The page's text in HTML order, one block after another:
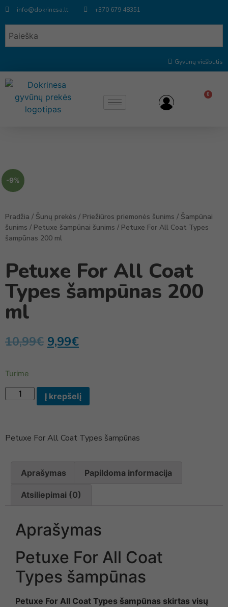
info@dokrinesa.lt +370 679 48351
Gyvūnų viešbutis
0
-9%
Pradžia / Šunų prekės / Priežiūros priemonės šunims / Šampūnai
šunims / Petuxe šampūnai šunims / Petuxe For All Coat Types
šampūnas 200 ml
Petuxe For All Coat
Types šampūnas 200
ml
10,99€ 9,99€
Turime
Į krepšelį
Petuxe For All Coat Types šampūnas
Aprašymas Papildoma informacija
Atsiliepimai (0)
Aprašymas
Petuxe For All Coat
Types šampūnas
Petuxe For All Coat Types šampūnas skirtas visų